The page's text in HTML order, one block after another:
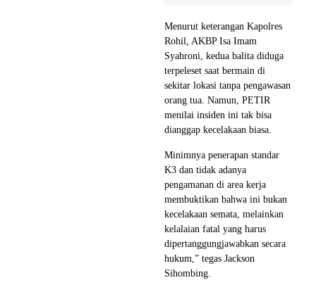
Menurut keterangan Kapolres
Rohil, AKBP Isa Imam
Syahroni, kedua balita diduga
terpeleset saat bermain di
sekitar lokasi tanpa pengawasan
orang tua. Namun, PETIR
menilai insiden ini tak bisa
dianggap kecelakaan biasa.
Minimnya penerapan standar
K3 dan tidak adanya
pengamanan di area kerja
membuktikan bahwa ini bukan
kecelakaan semata, melainkan
kelalaian fatal yang harus
dipertanggungjawabkan secara
hukum,” tegas Jackson
Sihombing.